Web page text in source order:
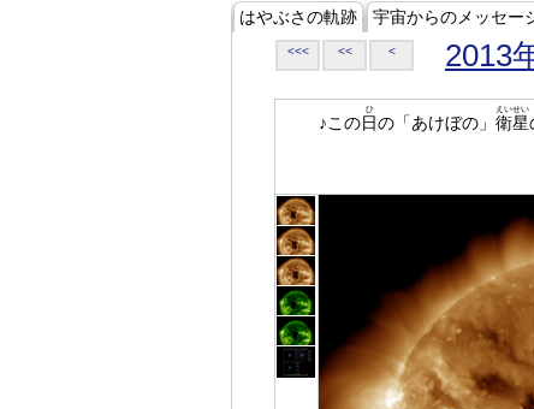
はやぶさの軌跡 宇宙からのメッセー
<<< << < 2013
♪この日
ひ
の「あけぼの」 衛星
えいせい